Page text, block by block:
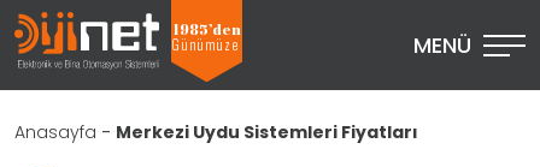
1985’den
Günümüze
MENÜ
Anasayfa - Merkezi Uydu Sistemleri Fiyatları